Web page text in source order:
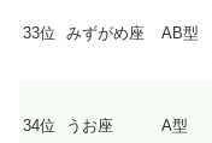
33位 みずがめ座 AB型
34位 うお座 A型